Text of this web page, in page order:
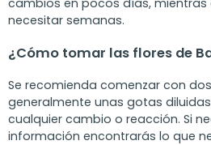
cambios en pocos días, mientras
necesitar semanas.
¿Cómo tomar las flores de
Se recomienda comenzar con
generalmente unas gotas
cualquier cambio o reacción. Si
información encontrarás lo que